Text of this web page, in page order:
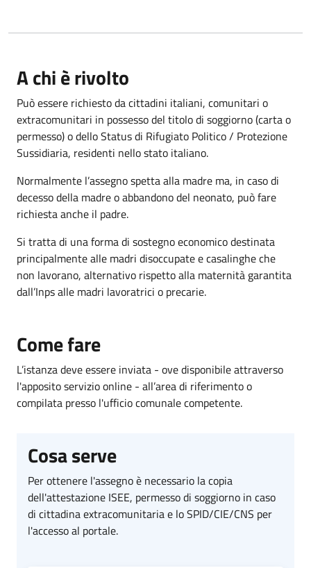
A chi è rivolto
Può essere richiesto da cittadini italiani, comunitari o
extracomunitari in possesso del titolo di soggiorno (carta o
permesso) o dello Status di Rifugiato Politico / Protezione
Sussidiaria, residenti nello stato italiano.
Normalmente l’assegno spetta alla madre ma, in caso di
decesso della madre o abbandono del neonato, può fare
richiesta anche il padre.
Si tratta di una forma di sostegno economico destinata
principalmente alle madri disoccupate e casalinghe che
non lavorano, alternativo rispetto alla maternità garantita
dall’Inps alle madri lavoratrici o precarie.
Come fare
L’istanza deve essere inviata - ove disponibile attraverso
l'apposito servizio online - all’area di riferimento o
compilata presso l'ufficio comunale competente.
Cosa serve
Per ottenere l'assegno è necessario la copia
dell'attestazione ISEE, permesso di soggiorno in caso
di cittadina extracomunitaria e lo SPID/CIE/CNS per
l'accesso al portale.